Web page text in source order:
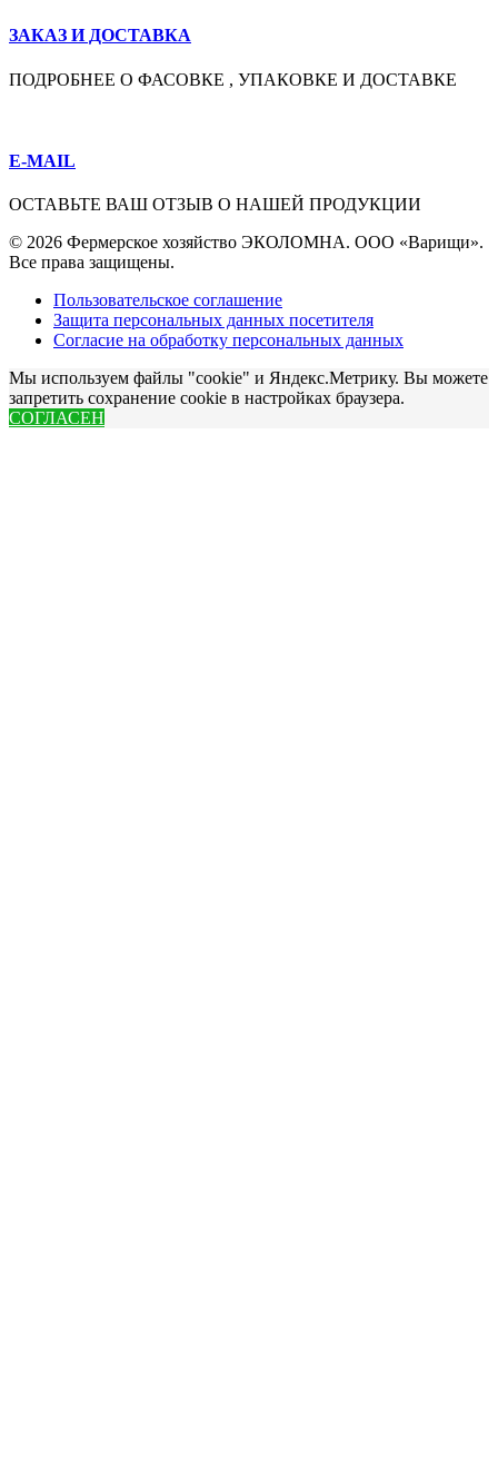
ЗАКАЗ И ДОСТАВКА
ПОДРОБНЕЕ О ФАСОВКЕ , УПАКОВКЕ И ДОСТАВКЕ
E-MAIL
ОСТАВЬТЕ ВАШ ОТЗЫВ О НАШЕЙ ПРОДУКЦИИ
© 2026 Фермерское хозяйство ЭКОЛОМНА. ООО «Варищи».
Все права защищены.
Пользовательское соглашение
Защита персональных данных посетителя
Согласие на обработку персональных данных
Мы используем файлы "cookie" и Яндекс.Метрику. Вы можете
запретить сохранение cookie в настройках браузера.
СОГЛАСЕН